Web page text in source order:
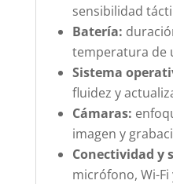
sensibilidad
Batería:
temperatura de
Sistema
fluidez y
Cámaras:
imagen y
Conectividad y
micrófono, Wi-